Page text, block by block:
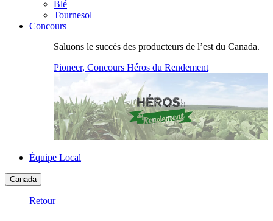
Blé
Tournesol
Concours
Saluons le succès des producteurs de l’est du Canada.
Pioneer, Concours Héros du Rendement
Équipe Local
Canada
Retour